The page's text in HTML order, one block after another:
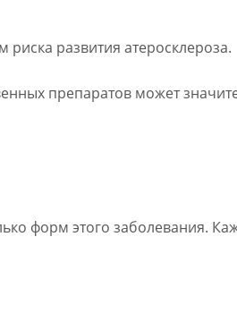
развития атеросклероза.
препаратов может
форм этого заболевания.